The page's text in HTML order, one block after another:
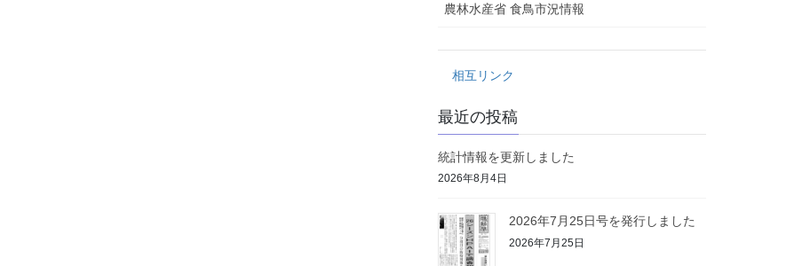
農林水産省 食鳥市況情報
相互リンク
最近の投稿
統計情報を更新しました
2026年8月4日
2026年7月25日号を発行しました
2026年7月25日